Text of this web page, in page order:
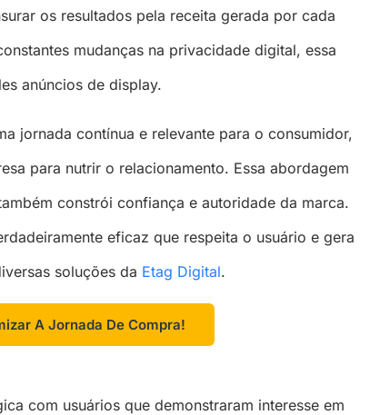
os resultados pela receita gerada por cada
mudanças na privacidade digital, essa
anúncios de display.
jornada contínua e relevante para o consumidor,
para nutrir o relacionamento. Essa abordagem
constrói confiança e autoridade da marca.
eficaz que respeita o usuário e gera
soluções da Etag Digital.
A Jornada De Compra!
com usuários que demonstraram interesse em